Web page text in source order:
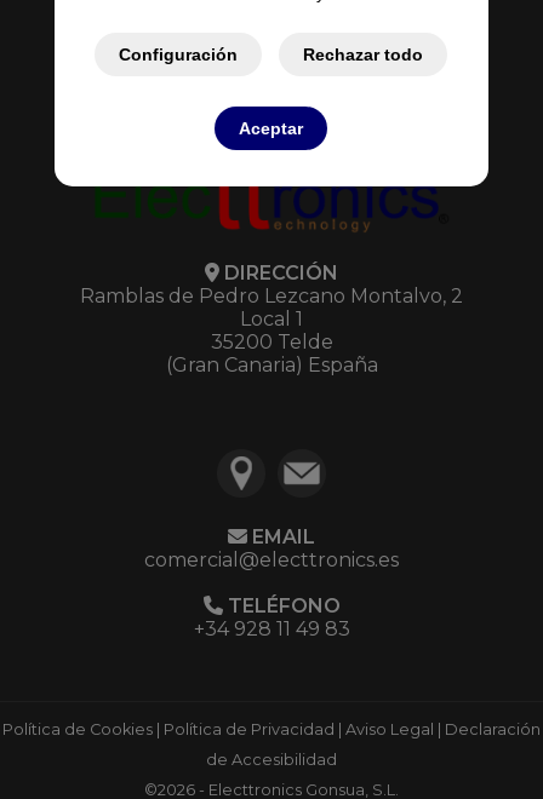
Configuración Rechazar todo
Aceptar
Mis Presupuestos
DIRECCIÓN
Ramblas de Pedro Lezcano Montalvo, 2
Local 1
35200 Telde
(Gran Canaria) España
EMAIL
comercial@electtronics.es
TELÉFONO
+34 928 11 49 83
Política de Cookies Política de Privacidad Aviso Legal
Declaración
de Accesibilidad
©2026 - Electtronics Gonsua, S.L.